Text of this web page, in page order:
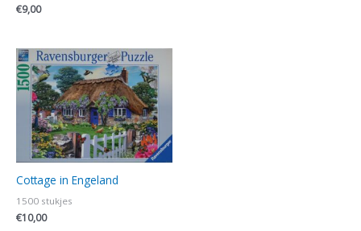
€9,00
Cottage in Engeland
1500 stukjes
€10,00